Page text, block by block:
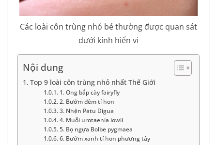
Các loài côn trùng nhỏ bé thường được quan sát
dưới kính hiển vi
Nội dung
Top 9 loài côn trùng nhỏ nhất Thế Giới
1. Ong bắp cày fairyfly
2. Bướm đêm tí hon
3. Nhện Patu Digua
4. Muỗi urotaenia lowii
5. Bọ ngựa Bolbe pygmaea
6. Bướm xanh tí hon phương tây